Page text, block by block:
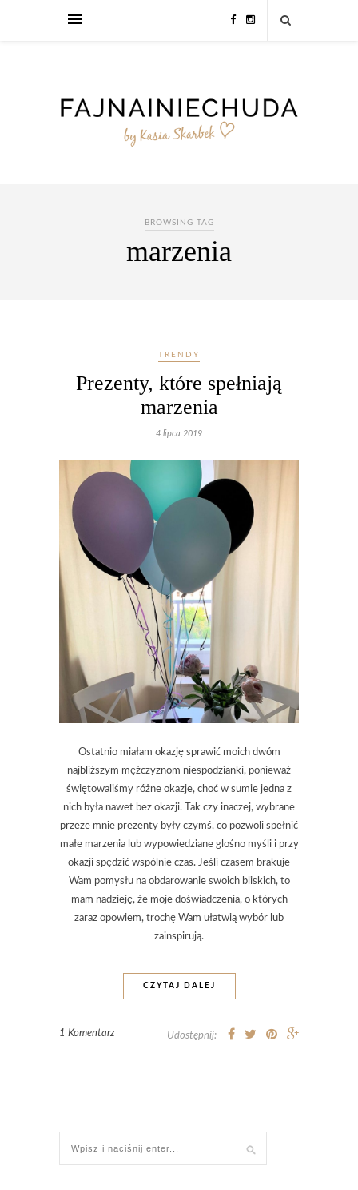
BROWSING TAG
marzenia
TRENDY
Prezenty, które spełniają
marzenia
4 lipca 2019
Ostatnio miałam okazję sprawić moich dwóm
najbliższym mężczyznom niespodzianki, ponieważ
świętowaliśmy różne okazje, choć w sumie jedna z
nich była nawet bez okazji. Tak czy inaczej, wybrane
przeze mnie prezenty były czymś, co pozwoli spełnić
małe marzenia lub wypowiedziane glośno myśli i przy
okazji spędzić wspólnie czas. Jeśli czasem brakuje
Wam pomysłu na obdarowanie swoich bliskich, to
mam nadzieję, że moje doświadczenia, o których
zaraz opowiem, trochę Wam ułatwią wybór lub
zainspirują.
CZYTAJ DALEJ
1 Komentarz Udostępnij: